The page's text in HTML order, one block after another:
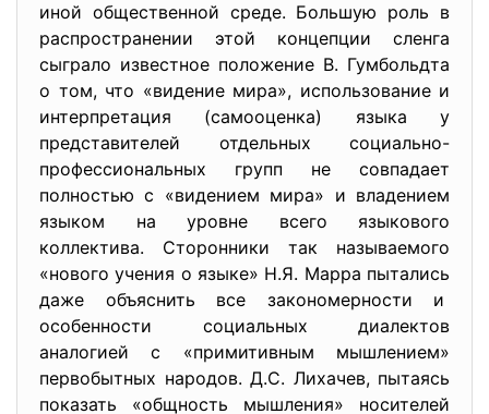
иной общественной среде. Большую роль в
распространении этой концепции сленга
сыграло известное положение В. Гумбольдта
о том, что «видение мира», использование и
интерпретация (самооценка) языка у
представителей отдельных социально-
профессиональных групп не совпадает
полностью с «видением мира» и владением
языком на уровне всего языкового
коллектива. Сторонники так называемого
«нового учения о языке» Н.Я. Марра пытались
даже объяснить все закономерности и
особенности социальных диалектов
аналогией с «примитивным мышлением»
первобытных народов. Д.С. Лихачев, пытаясь
показать «общность мышления» носителей